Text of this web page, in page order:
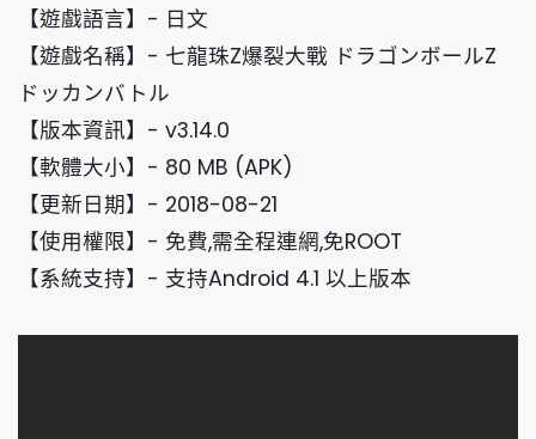
【遊戲語言】- 日文
【遊戲名稱】- 七龍珠Z爆裂大戰 ドラゴンボールZ
ドッカンバトル
【版本資訊】- v3.14.0
【軟體大小】- 80 MB (APK)
【更新日期】- 2018-08-21
【使用權限】- 免費,需全程連網,免ROOT
【系統支持】- 支持Android 4.1 以上版本